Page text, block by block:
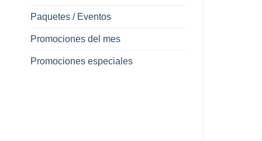
Paquetes / Eventos
Promociones del mes
Promociones especiales